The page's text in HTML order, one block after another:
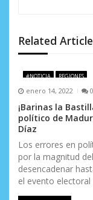
e
n
t
r
a
d
a
Related
#NOTICIA REGIONES
enero 14, 2022 0
¡Barinas la
político de
Díaz
Los errores en
por la magnitud
desencadenar
el evento electoral